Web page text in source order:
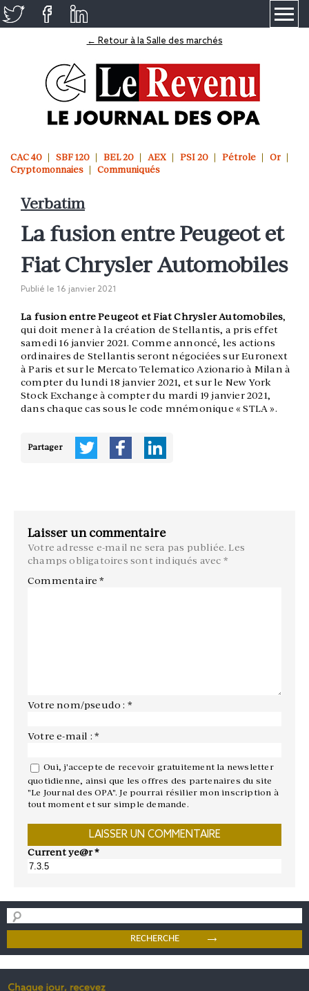
← Retour à la Salle des marchés
CAC 40 SBF 120 BEL 20 AEX PSI 20 Pétrole
Or
Cryptomonnaies
Communiqués
Verbatim
La fusion entre Peugeot et
Fiat Chrysler Automobiles
Publié le 16 janvier 2021
La fusion entre Peugeot et Fiat Chrysler Automobiles,
qui doit mener à la création de Stellantis, a pris effet
samedi 16 janvier 2021. Comme annoncé, les actions
ordinaires de Stellantis seront négociées sur Euronext
à Paris et sur le Mercato Telematico Azionario à Milan à
compter du lundi 18 janvier 2021, et sur le New York
Stock Exchange à compter du mardi 19 janvier 2021,
dans chaque cas sous le code mnémonique « STLA ».
Partager
Laisser un commentaire
Votre adresse e-mail ne sera pas publiée. Les
champs obligatoires sont indiqués avec *
Commentaire*
Votre nom/pseudo : *
Votre e-mail : *
Oui, j'accepte de recevoir gratuitement la newsletter
quotidienne, ainsi que les offres des partenaires du site
"Le Journal des OPA". Je pourrai résilier mon inscription à
tout moment et sur simple demande.
Current ye@r*